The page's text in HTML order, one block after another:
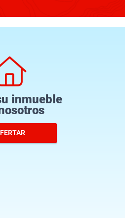
inmueble